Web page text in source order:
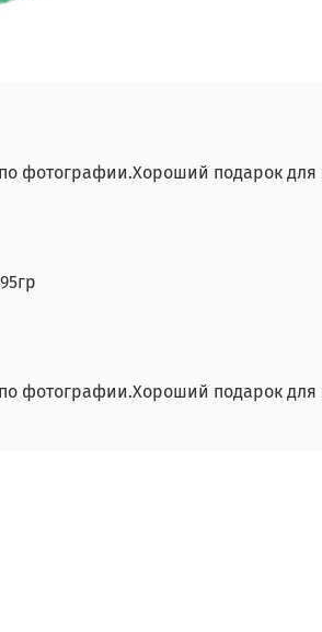
фотографии.Хороший подарок для
95гр
фотографии.Хороший подарок для